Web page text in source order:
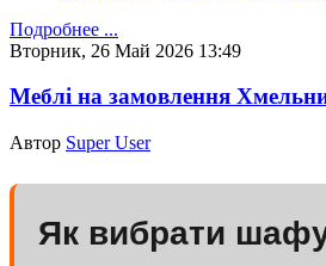
Подробнее ...
Вторник, 26 Май 2026 13:49
Меблі на замовлення
Автор Super User
Як вибрати